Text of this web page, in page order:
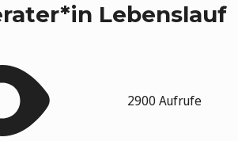
Lebenslauf
2900 Aufrufe